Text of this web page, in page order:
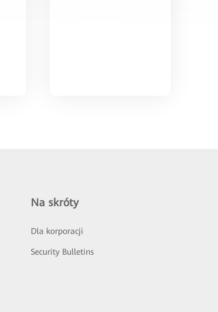
Na skróty
Dla korporacji
Security Bulletins